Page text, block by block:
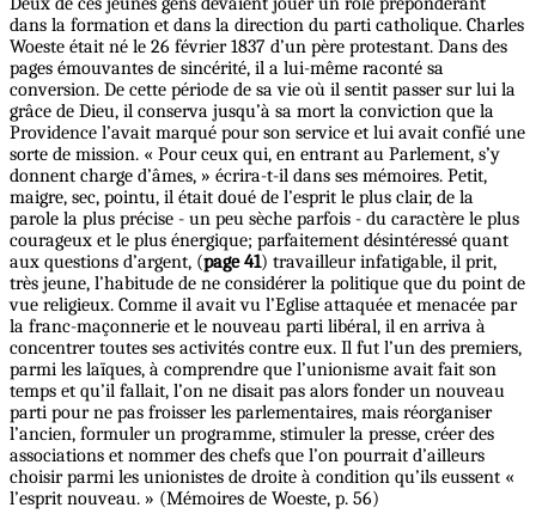
dans la formation et dans la direction du parti catholique. Charles
Woeste était né le 26 février 1837 d’un père protestant. Dans des
pages émouvantes de sincérité, il a lui-même raconté sa
conversion. De cette période de sa vie où il sentit passer sur lui la
grâce de Dieu, il conserva jusqu’à sa mort la conviction que la
Providence l’avait marqué pour son service et lui avait confié une
sorte de mission. « Pour ceux qui, en entrant au Parlement, s’y
donnent charge d’âmes, » écrira-t-il dans ses mémoires. Petit,
maigre, sec, pointu, il était doué de l’esprit le plus clair, de la
parole la plus précise - un peu sèche parfois - du caractère le plus
courageux et le plus énergique; parfaitement désintéressé quant
aux questions d’argent, (page 41) travailleur infatigable, il prit,
très jeune, l’habitude de ne considérer la politique que du point de
vue religieux. Comme il avait vu l’Eglise attaquée et menacée par
la franc-maçonnerie et le nouveau parti libéral, il en arriva à
concentrer toutes ses activités contre eux. Il fut l’un des premiers,
parmi les laïques, à comprendre que l’unionisme avait fait son
temps et qu’il fallait, l’on ne disait pas alors fonder un nouveau
parti pour ne pas froisser les parlementaires, mais réorganiser
l’ancien, formuler un programme, stimuler la presse, créer des
associations et nommer des chefs que l’on pourrait d’ailleurs
choisir parmi les unionistes de droite à condition qu’ils eussent «
l’esprit nouveau. » (Mémoires de Woeste, p. 56)